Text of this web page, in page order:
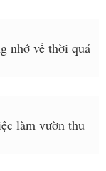
nhớ về thời quá
làm vườn thu